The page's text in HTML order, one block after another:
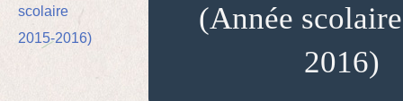
(Année
2016)